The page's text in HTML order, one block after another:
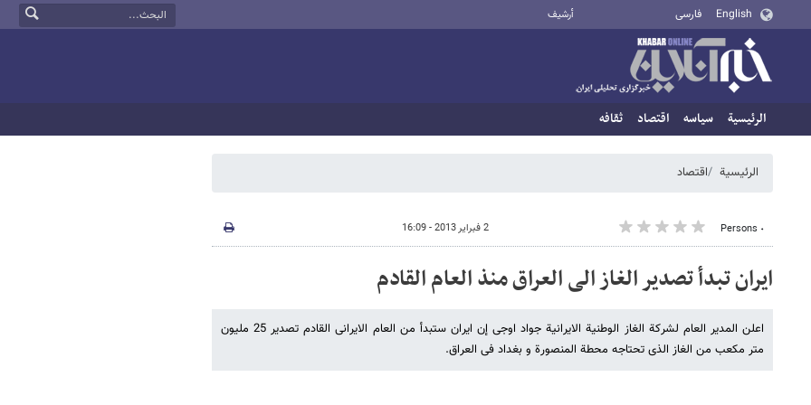
English فارسی أرشيف
الرئيسية سیاسه اقتصاد ثقافه
الرئيسية اقتصاد
٠ Persons 2 فبراير 2013 - 16:09
ایران تبدأ تصدیر الغاز الی العراق منذ العام القادم
اعلن المدیر العام لشرکة الغاز الوطنیة الایرانیة جواد اوجی إن ایران ستبدأ من العام الایرانی القادم تصدیر 25 ملیون
متر مکعب من الغاز الذی تحتاجه محطة المنصورة و بغداد فی العراق.